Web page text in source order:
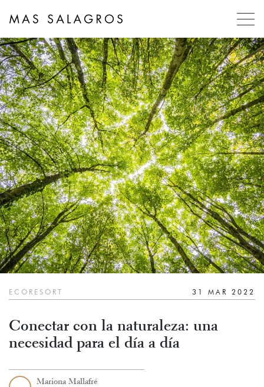
ECORESORT 31 MAR 2022
Conectar con la naturaleza: una
necesidad para el día a día
Mariona Mallafré